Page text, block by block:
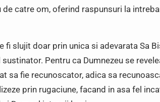
de catre om, oferind raspunsuri la
slujit doar prin unica si adevarata Sa
Pentru ca Dumnezeu se
sa fie recunoscator, adica sa
prin rugaciune, facand in asa fel